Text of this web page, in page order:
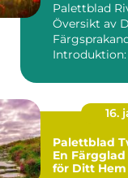
Palettblad
Översikt av
16.
Palettblad
En
för Ditt Hem